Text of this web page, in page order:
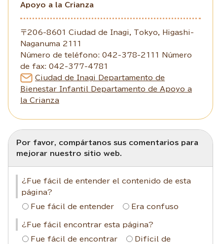
Apoyo a la Crianza
〒206-8601 Ciudad de Inagi, Tokyo, Higashi-
Naganuma 2111
Número de teléfono: 042-378-2111 Número
de fax: 042-377-4781
Ciudad de Inagi Departamento de
Bienestar Infantil Departamento de Apoyo a
la Crianza
Por favor, compártanos sus comentarios para
mejorar nuestro sitio web.
¿Fue fácil de entender el contenido de esta
página?
Fue fácil de entender Era confuso
¿Fue fácil encontrar esta página?
Fue fácil de encontrar
Difícil de